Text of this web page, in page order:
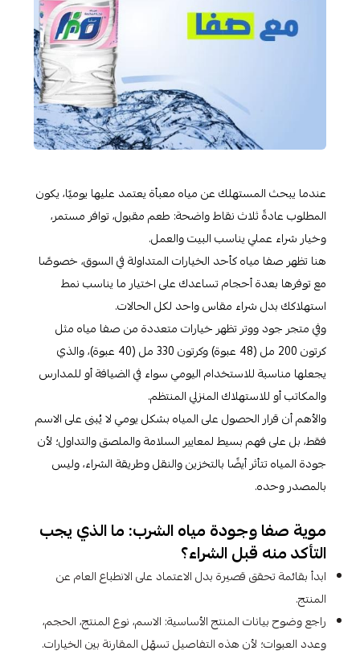
عندما يبحث المستهلك عن مياه معبأة يعتمد عليها يوميًا، يكون
المطلوب عادةً ثلاث نقاط واضحة: طعم مقبول، توافر مستمر،
وخيار شراء عملي يناسب البيت والعمل.
هنا تظهر صفا مياه كأحد الخيارات المتداولة في السوق، خصوصًا
مع توفرها بعدة أحجام تساعدك على اختيار ما يناسب نمط
استهلاكك بدل شراء مقاس واحد لكل الحالات.
وفي متجر جود ووتر تظهر خيارات متعددة من صفا مياه مثل
كرتون 200 مل (48 عبوة) وكرتون 330 مل (40 عبوة)، والذي
يجعلها مناسبة للاستخدام اليومي سواء في الضيافة أو للمدارس
والمكاتب أو للاستهلاك المنزلي المنتظم.
والأهم أن قرار الحصول على المياه بشكل يومي لا يُبنى على الاسم
فقط، بل على فهم بسيط لمعايير السلامة والملصق والتداول؛ لأن
جودة المياه تتأثر أيضًا بالتخزين والنقل وطريقة الشراء، وليس
بالمصدر وحده.​
موية صفا وجودة مياه الشرب: ما الذي يجب
التأكد منه قبل الشراء؟
ابدأ بقائمة تحقق قصيرة بدل الاعتماد على الانطباع العام عن
المنتج.​
راجع وضوح بيانات المنتج الأساسية: الاسم، نوع المنتج، الحجم،
وعدد العبوات؛ لأن هذه التفاصيل تسهّل المقارنة بين الخيارات.​